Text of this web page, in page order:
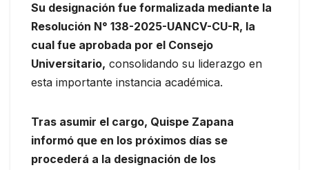
Su designación fue formalizada mediante la
Resolución N° 138-2025-UANCV-CU-R, la
cual fue aprobada por el Consejo
Universitario, consolidando su liderazgo en
esta importante instancia académica.
Tras asumir el cargo, Quispe Zapana
informó que en los próximos días se
procederá a la designación de los